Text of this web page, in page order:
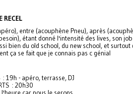
RECEL
entre (acouphène Pneu), après
étant donné l'intensité des lives, son
bien du old school, du new school, et surtout
ça se fait que je connais pas c génial
: 19h - apéro, terrasse, DJ
: 20h30